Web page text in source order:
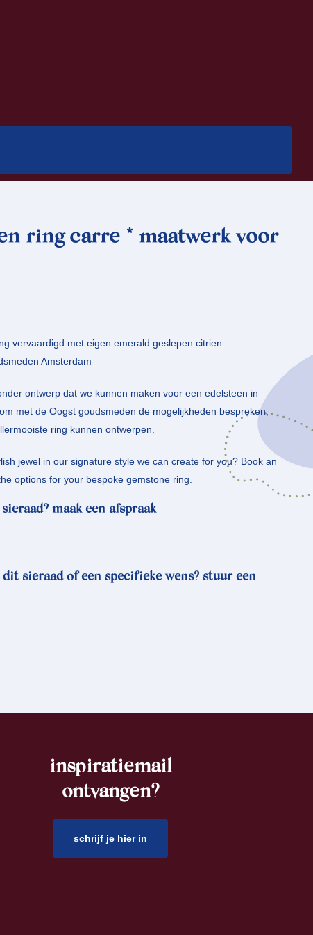
ring carré * maatwerk voor
vervaardigd met eigen emerald geslepen citrien
Amsterdam
ontwerp dat we kunnen maken voor een edelsteen in
met de Oogst goudsmeden de mogelijkheden bespreken,
ring kunnen ontwerpen.
jewel in our signature style we can create for you? Book an
options for your bespoke gemstone ring.
maak een afspraak
dit sieraad of een specifieke wens? stuur een
inspiratiemail
ontvangen?
schrijf je hier in